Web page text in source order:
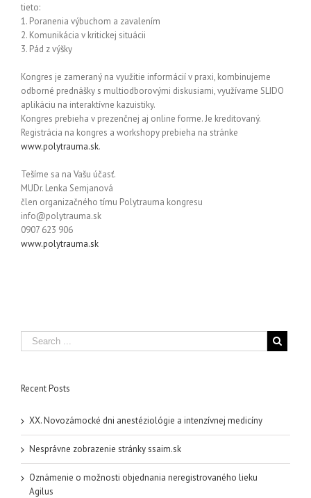
tieto:
1. Poranenia výbuchom a zavalením
2. Komunikácia v kritickej situácii
3. Pád z výšky
Kongres je zameraný na využitie informácií v praxi, kombinujeme
odborné prednášky s multiodborovými diskusiami, využívame SLIDO
aplikáciu na interaktívne kazuistiky.
Kongres prebieha v prezenčnej aj online forme. Je kreditovaný.
Registrácia na kongres a workshopy prebieha na stránke
www.polytrauma.sk.
Tešíme sa na Vašu účasť.
MUDr. Lenka Semjanová
člen organizačného tímu Polytrauma kongresu
info@polytrauma.sk
0907 623 906
www.polytrauma.sk
Recent Posts
XX. Novozámocké dni anestéziológie a intenzívnej medicíny
Nesprávne zobrazenie stránky ssaim.sk
Oznámenie o možnosti objednania neregistrovaného lieku
Agilus